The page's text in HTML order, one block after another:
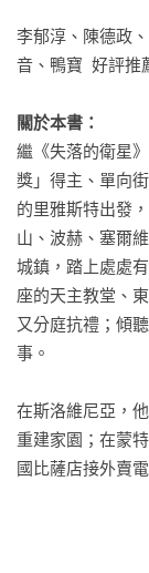
李郁淳、陳德政
音、鴨寶  好評推
關於本書：
繼《失落的衛星
獎」得主、單向
的里雅斯特出發
山、波赫、塞爾
城鎮，踏上處處
座的天主教堂、
又分庭抗禮；傾
事。
在斯洛維尼亞，
重建家園；在蒙
國比薩店接外賣
著南斯拉夫舊夢
莫斯塔爾，種族